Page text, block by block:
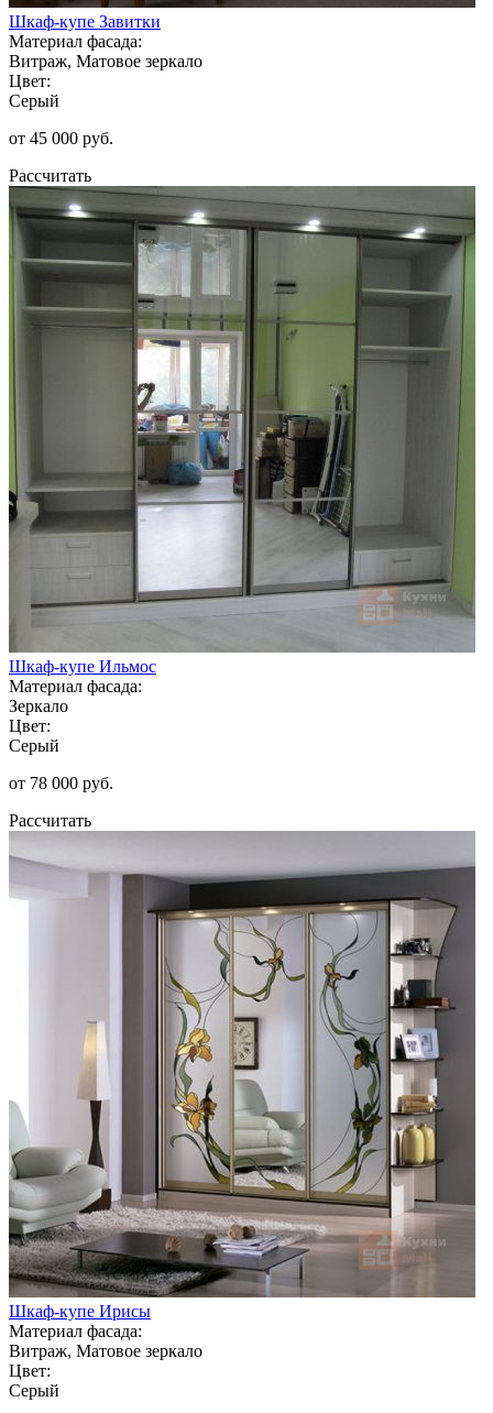
Шкаф-купе Завитки
Материал фасада:
Витраж, Матовое зеркало
Цвет:
Серый
от 45 000 руб.
Рассчитать
Шкаф-купе Ильмос
Материал фасада:
Зеркало
Цвет:
Серый
от 78 000 руб.
Рассчитать
Шкаф-купе Ирисы
Материал фасада:
Витраж, Матовое зеркало
Цвет:
Серый